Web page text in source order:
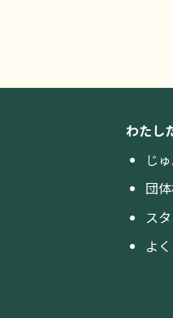
わたし
じ
団
ス
よ